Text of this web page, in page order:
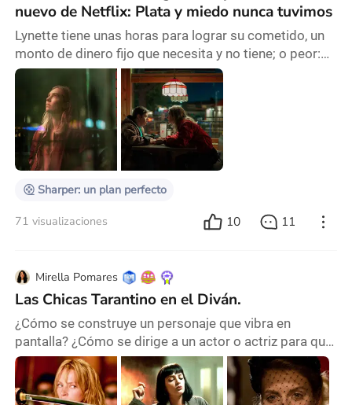
nuevo de Netflix: Plata y miedo nunca tuvimos
Lynette tiene unas horas para lograr su cometido, un
monto de dinero fijo que necesita y no tiene; o peor:
tenía pero ya no. 25 mil dólares que la separan del
sueño de la casa propia y de la independencia, en uno
de los sistemas más complejos para acceder al título
de propiedad, como es el de Estados Unidos. Ella es
una joven mujer que reparte las horas del día
estudiando y trabajando en varios lu
Sharper: un plan perfecto
71 visualizaciones 10 11
Mirella Pomares
Las Chicas Tarantino en el Diván.
¿Cómo se construye un personaje que vibra en
pantalla? ¿Cómo se dirige a un actor o actriz para que
no actúe desde el texto, sino desde el deseo? Este
ensayo nace de una búsqueda personal y profesional,
profundizar en la dirección para lograr personajes